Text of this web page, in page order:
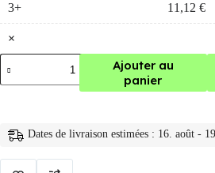
3+ 11,12 €
×
quantité
de
Caméra
en
Ajouter au
panier
Dates de livraison estimées : 16. août -